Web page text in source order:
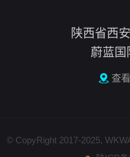
陕西省西
蔚蓝国
查
© CopyRight 2017-2025,